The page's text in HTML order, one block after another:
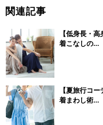
関連記事
【低身長・
着こなしの...
【夏旅行コ
着まわし術...